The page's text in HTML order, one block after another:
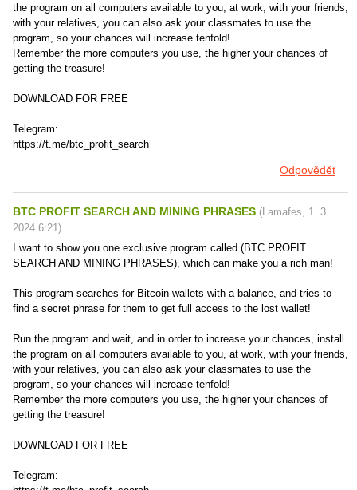
the program on all computers available to you, at work, with your friends,
with your relatives, you can also ask your classmates to use the
program, so your chances will increase tenfold!
Remember the more computers you use, the higher your chances of
getting the treasure!
DOWNLOAD FOR FREE
Telegram:
https://t.me/btc_profit_search
Odpovědět
BTC PROFIT SEARCH AND MINING PHRASES (Lamafes
1. 3.
2024 6:21)
I want to show you one exclusive program called (BTC PROFIT
SEARCH AND MINING PHRASES), which can make you a rich man!
This program searches for Bitcoin wallets with a balance, and tries to
find a secret phrase for them to get full access to the lost wallet!
Run the program and wait, and in order to increase your chances, install
the program on all computers available to you, at work, with your friends,
with your relatives, you can also ask your classmates to use the
program, so your chances will increase tenfold!
Remember the more computers you use, the higher your chances of
getting the treasure!
DOWNLOAD FOR FREE
Telegram: